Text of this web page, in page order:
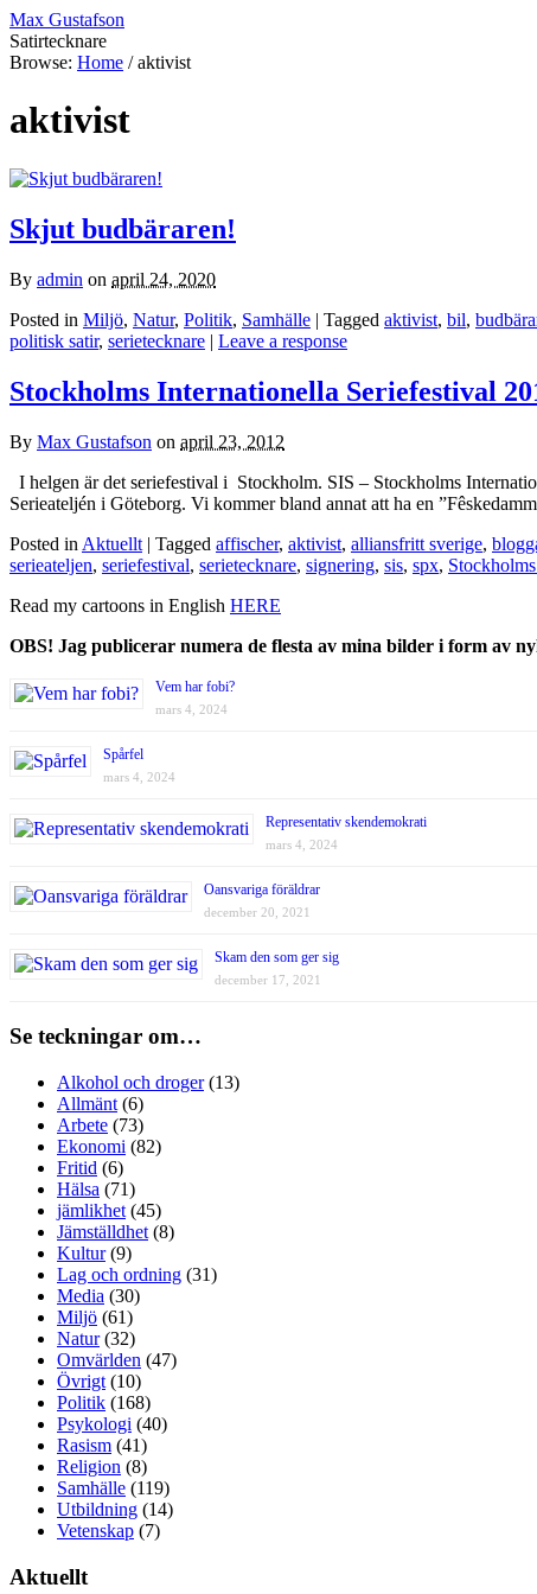
Max Gustafson
Satirtecknare
Browse: Home / aktivist
aktivist
Skjut budbäraren!
By admin on april 24, 2020
Posted in Miljö, Natur, Politik, Samhälle | Tagged aktivist, bil,
politisk satir, serietecknare | Leave a response
Stockholms Internationella Seriefestival
By Max Gustafson on april 23, 2012
I helgen är det seriefestival i Stockholm. SIS – Stockholms
Serieateljén i Göteborg. Vi kommer bland annat att ha en
Posted in Aktuellt | Tagged affischer, aktivist, alliansfritt sverige,
serieateljen, seriefestival, serietecknare, signering, sis, spx,
Read my cartoons in English HERE
OBS! Jag publicerar numera de flesta av mina bilder i form av
Vem har fobi?
mars 4, 2024
Spårfel
mars 4, 2024
Representativ skendemokrati
mars 4, 2024
Oansvariga föräldrar
december 20, 2021
Skam den som ger sig
december 17, 2021
Se teckningar om…
Alkohol och droger(13)
Allmänt (6)
Arbete (73)
Ekonomi (82)
Fritid (6)
Hälsa (71)
jämlikhet (45)
Jämställdhet (8)
Kultur(9)
Lag och ordning (31)
Media (30)
Miljö (61)
Natur(32)
Omvärlden (47)
Övrigt (10)
Politik (168)
Psykologi (40)
Rasism (41)
Religion (8)
Samhälle (119)
Utbildning (14)
Vetenskap (7)
Aktuellt